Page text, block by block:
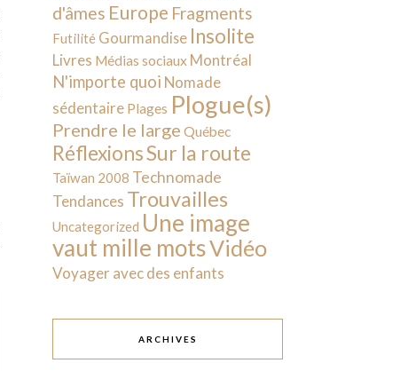
d'âmes Europe Fragments
Futilité Gourmandise Insolite
Livres Médias sociaux Montréal
N'importe quoi Nomade
sédentaire Plages Plogue(s)
Prendre le large Québec
RéflexionsSur la route
Taïwan 2008 Technomade
Tendances Trouvailles
Uncategorized Une image
vaut mille motsVidéo
Voyager avec des enfants
ARCHIVES